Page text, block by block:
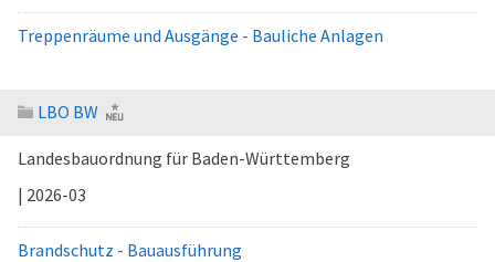
Treppenräume und Ausgänge - Bauliche Anlagen
LBO BW
Landesbauordnung für Baden-Württemberg
| 2026-03
Brandschutz - Bauausführung